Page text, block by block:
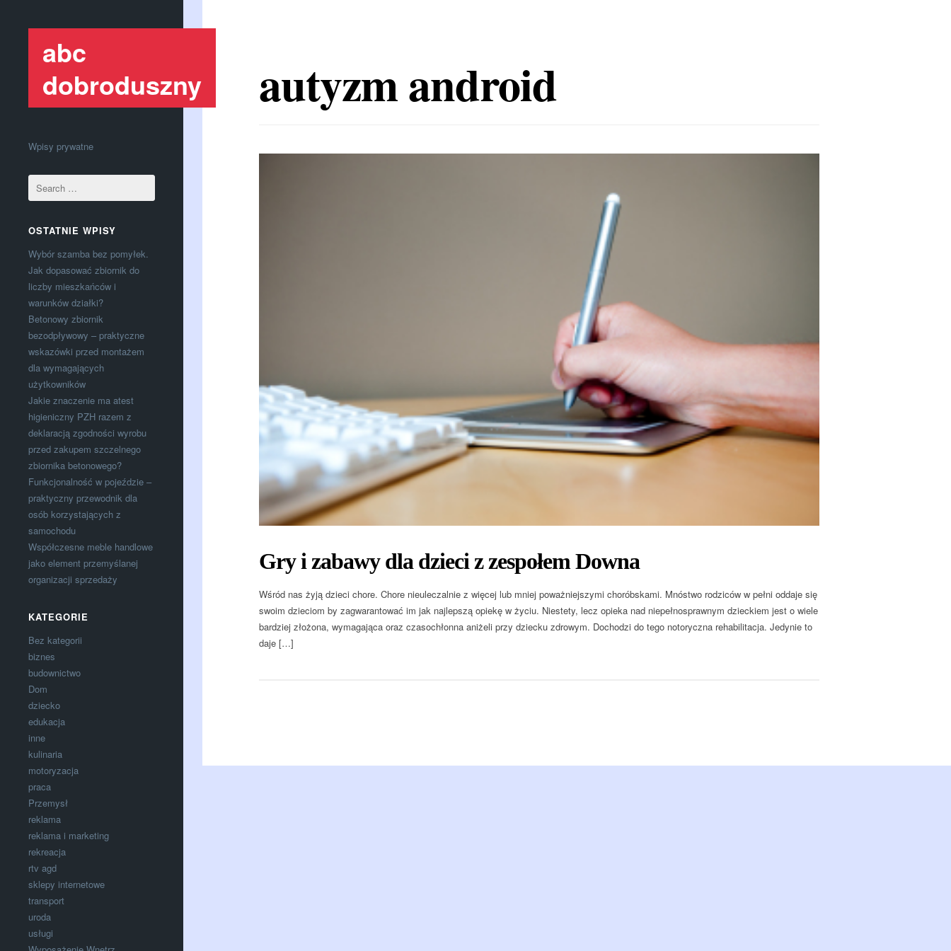
abc
dobroduszny
Wpisy prywatne
OSTATNIE WPISY
Wybór szamba bez pomyłek.
Jak dopasować zbiornik do
liczby mieszkańców i
warunków działki?
Betonowy zbiornik
bezodpływowy – praktyczne
wskazówki przed montażem
dla wymagających
użytkowników
Jakie znaczenie ma atest
higieniczny PZH razem z
deklaracją zgodności wyrobu
przed zakupem szczelnego
zbiornika betonowego?
Funkcjonalność w pojeździe –
praktyczny przewodnik dla
osób korzystających z
samochodu
Współczesne meble handlowe
jako element przemyślanej
organizacji sprzedaży
KATEGORIE
Bez kategorii
biznes
budownictwo
Dom
dziecko
edukacja
inne
kulinaria
motoryzacja
praca
Przemysł
reklama
reklama i marketing
rekreacja
rtv agd
sklepy internetowe
transport
uroda
usługi
autyzm android
Gry i zabawy dla dzieci z zespołem Downa
Wśród nas żyją dzieci chore. Chore nieuleczalnie z więcej lub mniej poważniejszymi choróbskami. Mnóstwo rodziców w pełni oddaje się
swoim dzieciom by zagwarantować im jak najlepszą opiekę w życiu. Niestety, lecz opieka nad niepełnosprawnym dzieckiem jest o wiele
bardziej złożona, wymagająca oraz czasochłonna aniżeli przy dziecku zdrowym. Dochodzi do tego notoryczna rehabilitacja. Jedynie to
daje […]